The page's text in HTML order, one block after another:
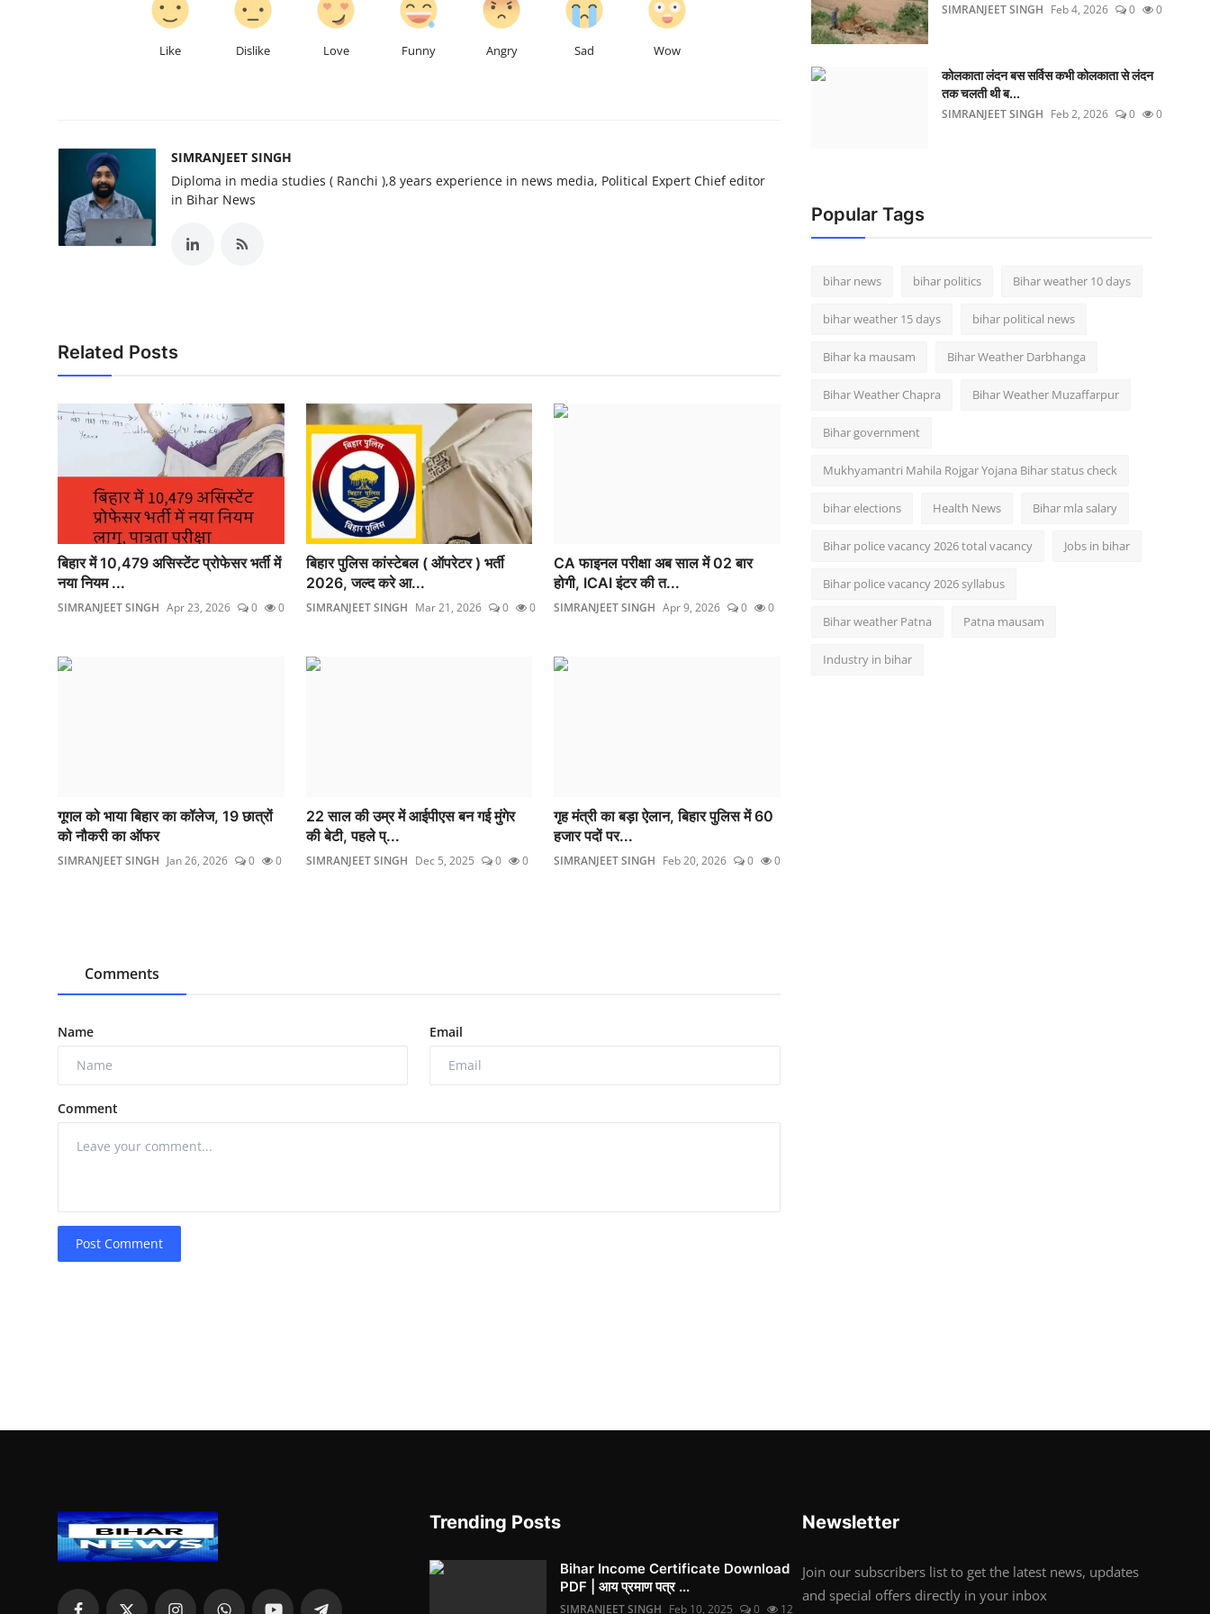
Like Dislike Love Funny Angry Sad Wow
SIMRANJEET SINGH
Diploma in media studies ( Ranchi ),8 years experience in news media, Political Expert Chief editor
in Bihar News
Related Posts
बिहार में 10,479 असिस्टेंट प्रोफेसर भर्ती में
नया नियम ...
SIMRANJEET SINGH Apr 23, 2026 0 0
बिहार पुलिस कांस्टेबल ( ऑपरेटर ) भर्ती
2026, जल्द करे आ...
SIMRANJEET SINGH Mar 21, 2026 0 0
CA फाइनल परीक्षा अब साल में 02 बार
होगी, ICAI इंटर की त...
SIMRANJEET SINGH Apr 9, 2026 0 0
गूगल को भाया बिहार का कॉलेज, 19 छात्रों
को नौकरी का ऑफर
SIMRANJEET SINGH Jan 26, 2026 0 0
22 साल की उम्र में आईपीएस बन गई मुंगेर
की बेटी, पहले प्...
SIMRANJEET SINGH Dec 5, 2025 0 0
गृह मंत्री का बड़ा ऐलान, बिहार पुलिस में 60
हजार पदों पर...
SIMRANJEET SINGH Feb 20, 2026 0 0
Comments
Name Email
Comment
Post Comment
SIMRANJEET SINGH Feb 4, 2026 0 0
कोलकाता लंदन बस सर्विस कभी कोलकाता से लंदन
तक चलती थी ब...
SIMRANJEET SINGH Feb 2, 2026 0 0
Popular Tags
bihar news bihar politics Bihar weather 10 days
bihar weather 15 days bihar political news
Bihar ka mausam Bihar Weather Darbhanga
Bihar Weather Chapra Bihar Weather Muzaffarpur
Bihar government
Mukhyamantri Mahila Rojgar Yojana Bihar status check
bihar elections Health News Bihar mla salary
Bihar police vacancy 2026 total vacancy Jobs in bihar
Bihar police vacancy 2026 syllabus
Bihar weather Patna Patna mausam
Industry in bihar
Trending Posts
Bihar Income Certificate Download
PDF | आय प्रमाण पत्र ...
SIMRANJEET SINGH Feb 10, 2025 0 12
Newsletter
Join our subscribers list to get the latest news, updates
and special offers directly in your inbox